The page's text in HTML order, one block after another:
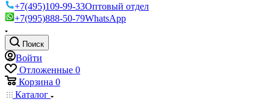
+7(495)109-99-33Оптовый отдел
+7(995)888-50-79WhatsApp
Поиск
Войти
Отложенные 0
Корзина 0
Каталог